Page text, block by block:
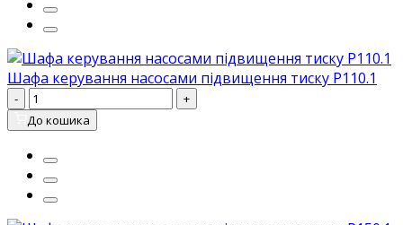
Шафа керування насосами підвищення тиску P110.1
-
+
До кошика